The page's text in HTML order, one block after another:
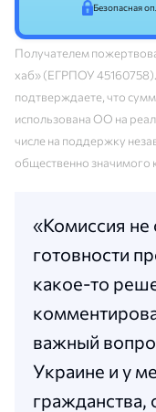
Безопасная
Получателем
хаб» (ЕГРПОУ
подтверждаете, что
использована ОО на
числе на поддержку
общественно значимого
«Комиссия не
готовности
какое-то
важный
Украине и у
гражданства,